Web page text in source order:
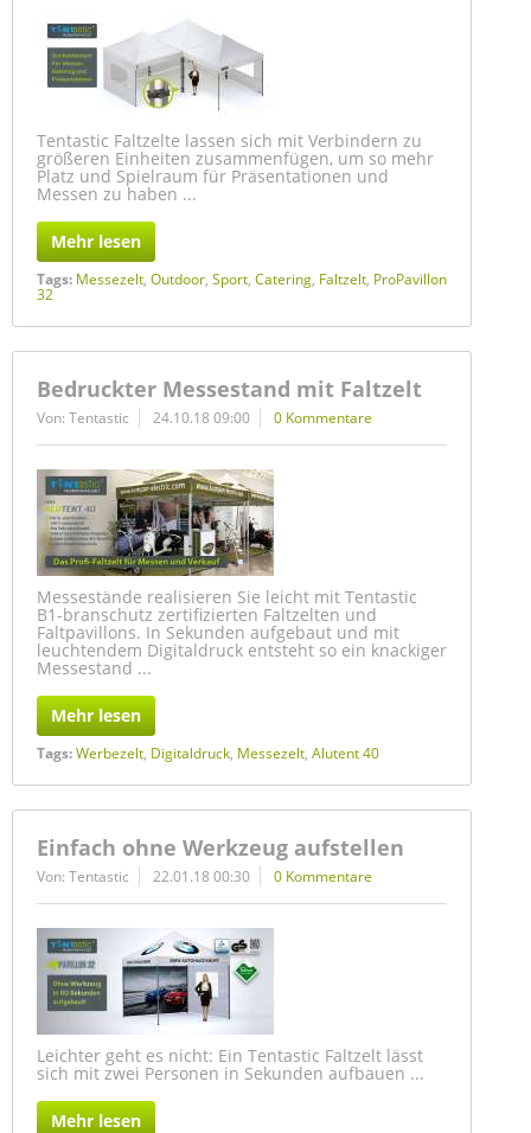
Tentastic Faltzelte lassen sich mit Verbindern zu
größeren Einheiten zusammenfügen, um so mehr
Platz und Spielraum für Präsentationen und
Messen zu haben ...
Mehr lesen
Tags: Messezelt, Outdoor, Sport, Catering, Faltzelt, ProPavillon
32
Bedruckter Messestand mit Faltzelt
Von: Tentastic 24.10.18 09:00 0 Kommentare
Messestände realisieren Sie leicht mit Tentastic
B1-branschutz zertifizierten Faltzelten und
Faltpavillons. In Sekunden aufgebaut und mit
leuchtendem Digitaldruck entsteht so ein knackiger
Messestand ...
Mehr lesen
Tags:Werbezelt, Digitaldruck, Messezelt, Alutent 40
Einfach ohne Werkzeug aufstellen
Von: Tentastic 22.01.18 00:30 0 Kommentare
Leichter geht es nicht: Ein Tentastic Faltzelt lässt
sich mit zwei Personen in Sekunden aufbauen ...
Mehr lesen